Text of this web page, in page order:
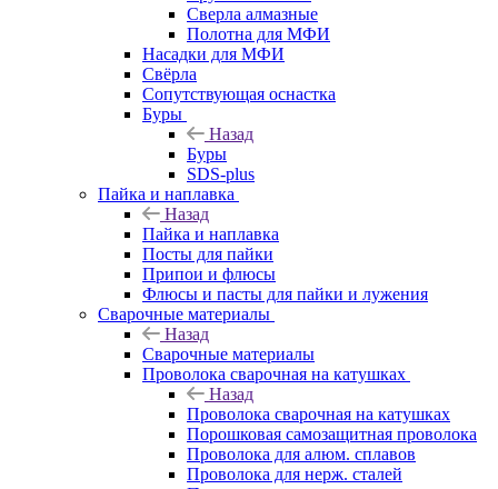
Сверла алмазные
Полотна для МФИ
Насадки для МФИ
Свёрла
Сопутствующая оснастка
Буры
Назад
Буры
SDS-plus
Пайка и наплавка
Назад
Пайка и наплавка
Посты для пайки
Припои и флюсы
Флюсы и пасты для пайки и лужения
Сварочные материалы
Назад
Сварочные материалы
Проволока сварочная на катушках
Назад
Проволока сварочная на катушках
Порошковая самозащитная проволока
Проволока для алюм. сплавов
Проволока для нерж. сталей